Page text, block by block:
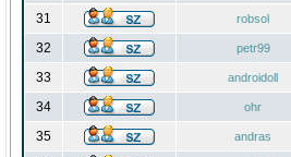
31 robsol
32 petr99
33 androidoll
34 ohr
35 andras